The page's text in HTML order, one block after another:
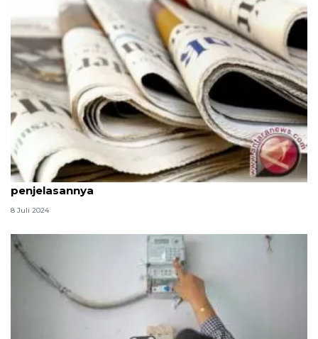
Pengertian dan jenis-jenis teks berita, simak
penjelasannya
8 Juli 2024